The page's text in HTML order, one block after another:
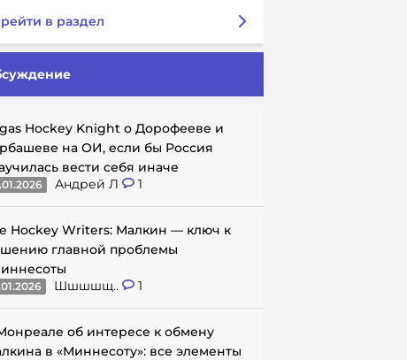
в раздел
Hockey Knight о Дорофееве и
на ОИ, если бы Россия
вести себя иначе
Андрей Л 1
Hockey Writers: Малкин — ключ к
главной проблемы
Шшшшщ.. 1
об интересе к обмену
в «Миннесоту»: все элементы